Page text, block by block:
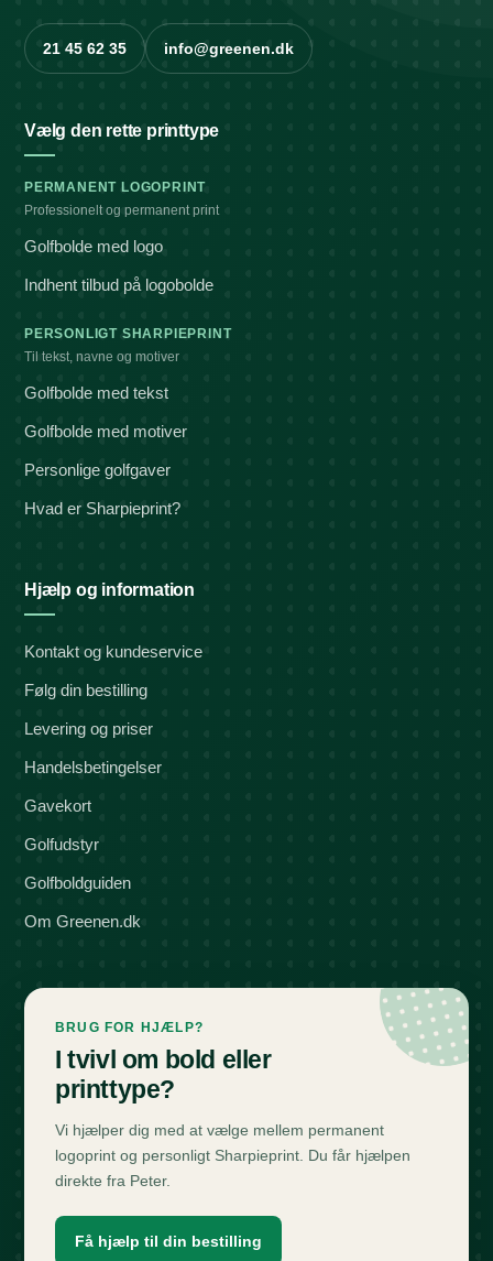
21 45 62 35 info@greenen.dk
Vælg den rette printtype
PERMANENT LOGOPRINT
Professionelt og permanent print
Golfbolde med logo
Indhent tilbud på logobolde
PERSONLIGT SHARPIEPRINT
Til tekst, navne og motiver
Golfbolde med tekst
Golfbolde med motiver
Personlige golfgaver
Hvad er Sharpieprint?
Hjælp og information
Kontakt og kundeservice
Følg din bestilling
Levering og priser
Handelsbetingelser
Gavekort
Golfudstyr
Golfboldguiden
Om Greenen.dk
BRUG FOR HJÆLP?
I tvivl om bold eller
printtype?
Vi hjælper dig med at vælge mellem permanent
logoprint og personligt Sharpieprint. Du får hjælpen
direkte fra Peter.
Få hjælp til din bestilling